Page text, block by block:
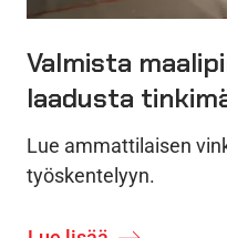
Valmista
laadusta
Lue ammattilaisen
työskentelyyn.